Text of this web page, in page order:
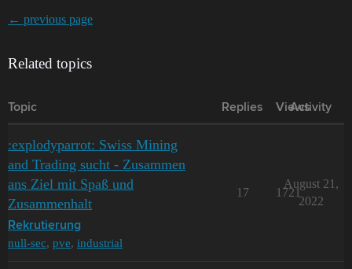
← previous page
Related topics
Topic Replies Views
Activity
:explodyparrot: Swiss Mining
and Trading sucht - Zusammen
ans Ziel mit Spaß und
Zusammenhalt
Rekrutierung
null-sec, pve, industrial
17 1721
August 21,
2022